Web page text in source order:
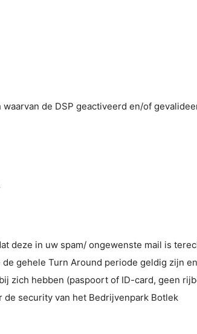
de DSP geactiveerd en/of
deze in uw spam/ ongewenste mail is
gehele Turn Around periode geldig zijn
zich hebben (paspoort of ID-card, geen
security van het Bedrijvenpark Botlek